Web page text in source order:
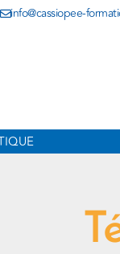
info@cassiopee-